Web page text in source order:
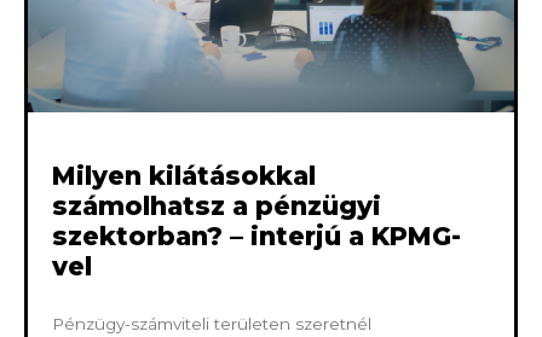
Milyen kilátásokkal
számolhatsz a pénzügyi
szektorban? – interjú a KPMG-
vel
Pénzügy-számviteli területen szeretnél